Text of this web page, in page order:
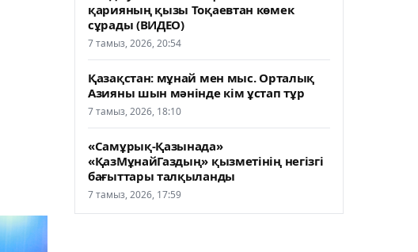
қарияның қызы Тоқаевтан көмек
сұрады (ВИДЕО)
7 тамыз, 2026, 20:54
Қазақстан: мұнай мен мыс. Орталық
Азияны шын мәнінде кім ұстап тұр
7 тамыз, 2026, 18:10
«Самұрық-Қазынада»
«ҚазМұнайГаздың» қызметінің негізгі
бағыттары талқыланды
7 тамыз, 2026, 17:59